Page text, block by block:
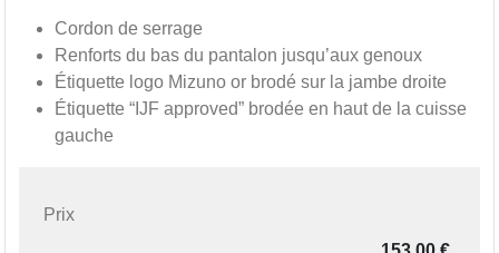
Cordon de serrage
Renforts du bas du pantalon jusqu’aux genoux
Étiquette logo Mizuno or brodé sur la jambe droite
Étiquette “IJF approved” brodée en haut de la cuisse
gauche
Prix